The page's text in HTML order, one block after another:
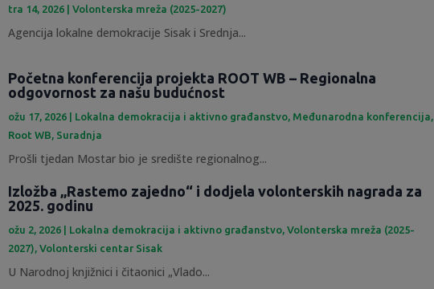
tra 14, 2026 |Volonterska mreža (2025-2027)
Agencija lokalne demokracije Sisak i Srednja...
Početna konferencija projekta ROOT WB – Regionalna
odgovornost za našu budućnost
ožu 17, 2026 | Lokalna demokracija i aktivno građanstvo Međunarodna konferencija
Root WB Suradnja
Prošli tjedan Mostar bio je središte regionalnog...
Izložba „Rastemo zajedno“ i dodjela volonterskih nagrada za
2025. godinu
ožu 2, 2026 | Lokalna demokracija i aktivno građanstvo ,Volonterska mreža (2025-
2027) ,Volonterski centar Sisak
U Narodnoj knjižnici i čitaonici „Vlado...